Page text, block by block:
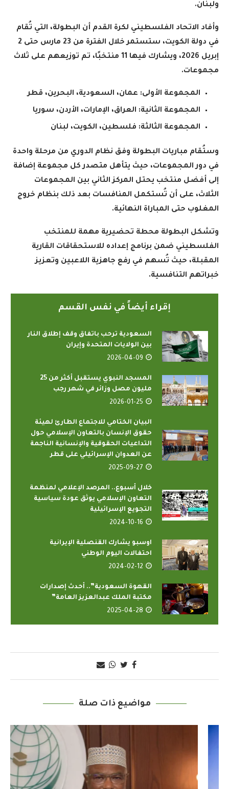
ولبنان.
وأفاد الاتحاد الفلسطيني لكرة القدم أن البطولة، التي تُقام
في دولة الكويت، ستستمر خلال الفترة من 23
مارس حتى 2
إبريل 2026، ويشارك فيها
11 منتخبًا، تم توزيعهم على ثلاث
مجموعات.
المجموعة الأولى: عمان، السعودية، البحرين، قطر
المجموعة الثانية: العراق، الإمارات، الأردن، سوريا
المجموعة الثالثة: فلسطين، الكويت، لبنان
وستُقام مباريات البطولة وفق نظام الدوري من مرحلة واحدة
في دور المجموعات، حيث يتأهل متصدر كل مجموعة إضافة
إلى أفضل منتخب يحتل المركز الثاني بين المجموعات
الثلاث، على أن تُستكمل المنافسات بعد ذلك بنظام خروج
المغلوب حتى المباراة النهائية.
وتشكل البطولة محطة تحضيرية مهمة للمنتخب
الفلسطيني ضمن برنامج إعداده للاستحقاقات القارية
المقبلة، حيث تُسهم في رفع جاهزية اللاعبين وتعزيز
خبراتهم التنافسية.
إقراء أيضاً في نفس القسم
السعودية ترحب باتفاق وقف إطلاق النار
بين الولايات المتحدة وإيران
2026-04-09
المسجد النبوي يستقبل أكثر من 25
مليون مصل وزائر في شهر رجب
2026-01-25
البيان الختامي للاجتماع الطارئ لهيئة
حقوق الإنسان بالتعاون الإسلامي حول
التداعيات الحقوقية والإنسانية الناجمة
عن العدوان الإسرائيلي على قطر
2025-09-27
خلال أسبوع.. المرصد الإعلامي لمنظمة
التعاون الإسلامي يوثق عودة سياسية
التجويع الإسرائيلية
2024-10-16
اوسبو يشارك القنصلية الإيرانية
احتفالات اليوم الوطني
2024-02-12
القهوة السعودية”.. أحدث إصدارات
مكتبة الملك عبدالعزيز العامة”
2025-04-28
مواضيع ذات صلة